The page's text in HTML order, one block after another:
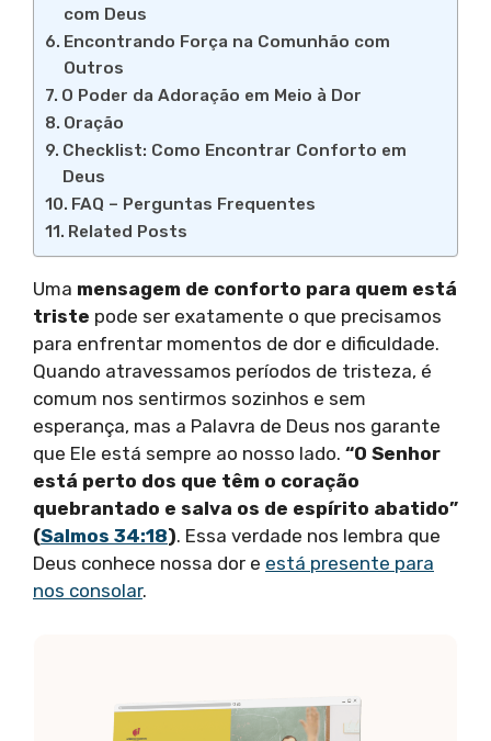
com Deus
Encontrando Força na Comunhão com
Outros
O Poder da Adoração em Meio à Dor
Oração
Checklist: Como Encontrar Conforto em
Deus
FAQ – Perguntas Frequentes
Related Posts
Uma mensagem de conforto para quem está
triste pode ser exatamente o que precisamos
para enfrentar momentos de dor e dificuldade.
Quando atravessamos períodos de tristeza, é
comum nos sentirmos sozinhos e sem
esperança, mas a Palavra de Deus nos garante
que Ele está sempre ao nosso lado. “O Senhor
está perto dos que têm o coração
quebrantado e salva os de espírito abatido”
(Salmos 34:18). Essa verdade nos lembra que
Deus conhece nossa dor e está presente para
nos consolar.